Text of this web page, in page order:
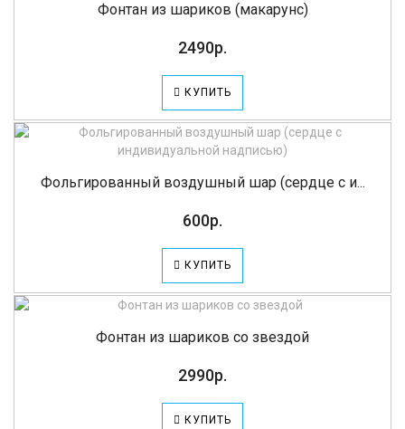
Фонтан из шариков (макарунс)
2490р.
КУПИТЬ
Фольгированный воздушный шар (сердце с и...
600р.
КУПИТЬ
Фонтан из шариков со звездой
2990р.
КУПИТЬ